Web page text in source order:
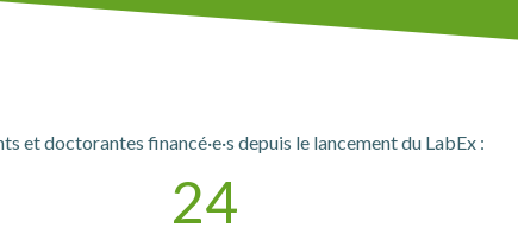
et doctorantes financé·e·s depuis le lancement du LabEx :
24